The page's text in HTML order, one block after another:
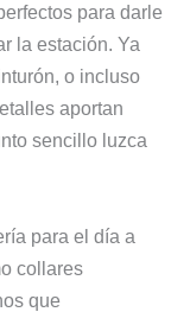
para darle
la estación. Ya
o incluso
aportan
sencillo luzca
para el día a
collares
que